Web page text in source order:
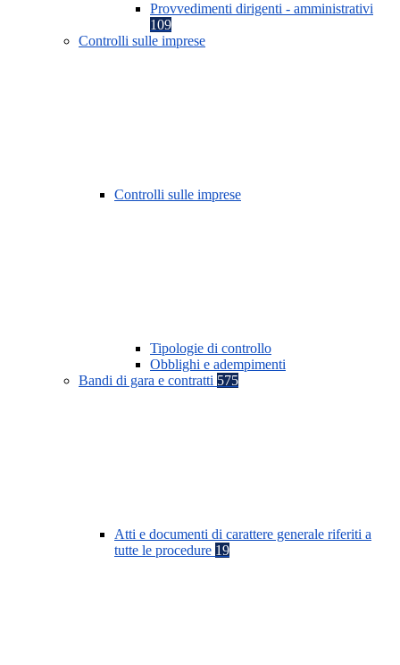
Provvedimenti dirigenti - amministrativi
109
Controlli sulle imprese
Controlli sulle imprese
Tipologie di controllo
Obblighi e adempimenti
Bandi di gara e contratti 575
Atti e documenti di carattere generale riferiti a
tutte le procedure 19